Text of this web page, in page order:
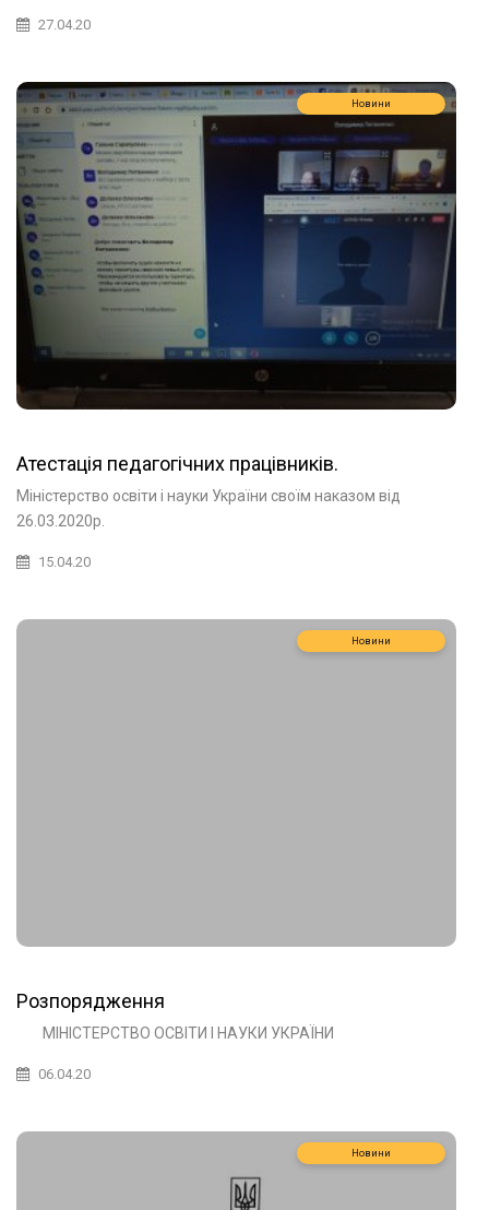
27.04.20
Новини
Атестація педагогічних працівників.
Міністерство освіти і науки України своїм наказом від
26.03.2020р.
15.04.20
Новини
Розпорядження
МІНІСТЕРСТВО ОСВІТИ І НАУКИ УКРАЇНИ
06.04.20
Новини